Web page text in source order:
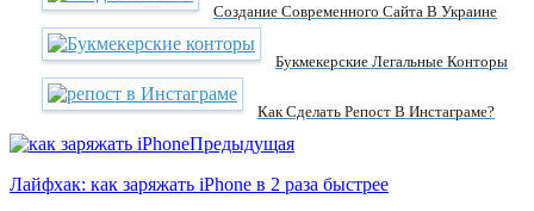
Создание Современного Сайта В Украине
Букмекерские Легальные Конторы
Как Сделать Репост В Инстаграме?
Предыдущая
Лайфхак: как заряжать iPhone в 2 раза быстрее